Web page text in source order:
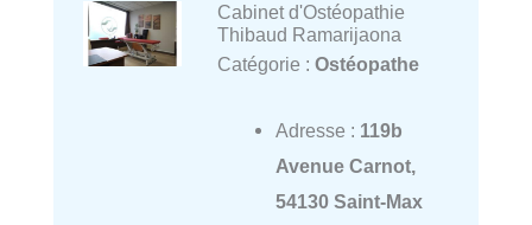
Cabinet d'Ostéopathie
Thibaud Ramarijaona
Catégorie : Ostéopathe
Adresse : 119b
Avenue Carnot,
54130 Saint-Max